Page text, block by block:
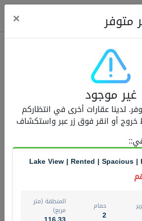
2
مربع)
ة جزئيا
رقم الوسيط
أتصل الأن
متوفر ×
غير موجود
لدينا عقارات أخرى في انتظاركم
أو انقر فوق زر عبر واستكشاف
:
Lake View | Rented | Spacious |
حمام
2
المنطقة (متر
مربع)